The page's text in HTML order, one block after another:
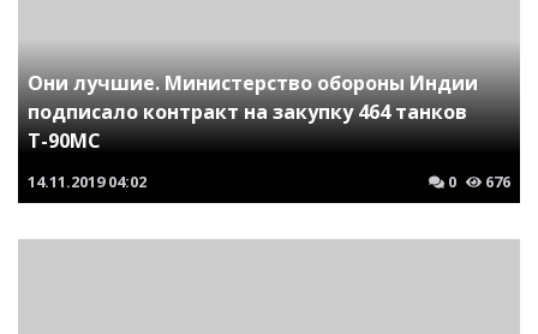
Они лучшие. Министерство обороны Индии
подписало контракт на закупку 464 танков
Т-90МС
14.11.2019 04:02 0 676